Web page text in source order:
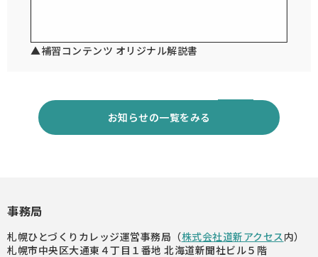
▲補習コンテンツ オリジナル解説書
お知らせの一覧をみる
事務局
札幌ひとづくりカレッジ運営事務局（株式会社道新アクセス内）
札幌市中央区大通東４丁目１番地 北海道新聞社ビル５階